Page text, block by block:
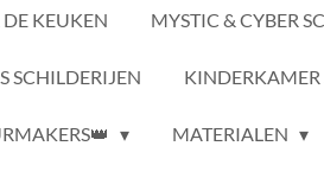
KEUKEN MYSTIC & CYBER
SCHILDERIJEN KINDERKAMER
MATERIALEN